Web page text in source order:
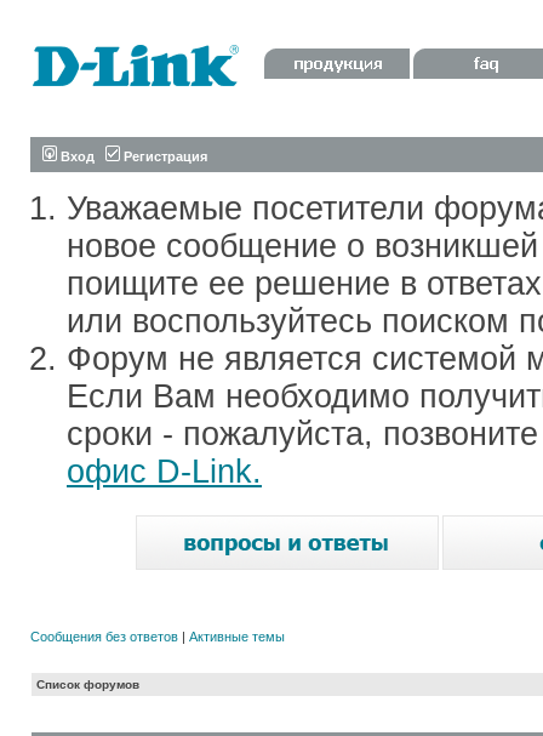
Вход Регистрация
Уважаемые посетители
новое сообщение о
поищите ее решение в
или воспользуйтесь поиском
Форум не является системой
Если Вам необходимо
сроки - пожалуйста,
офис D-Link.
Сообщения без ответов | Активные темы
Список форумов